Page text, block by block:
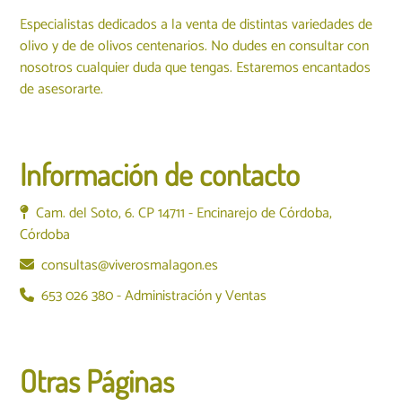
Especialistas dedicados a la venta de distintas variedades de
olivo y de de olivos centenarios. No dudes en consultar con
nosotros cualquier duda que tengas. Estaremos encantados
de asesorarte.
Información de contacto
Cam. del Soto, 6. CP 14711 - Encinarejo de Córdoba,
Córdoba
consultas@viverosmalagon.es
653 026 380 - Administración y Ventas
Otras Páginas